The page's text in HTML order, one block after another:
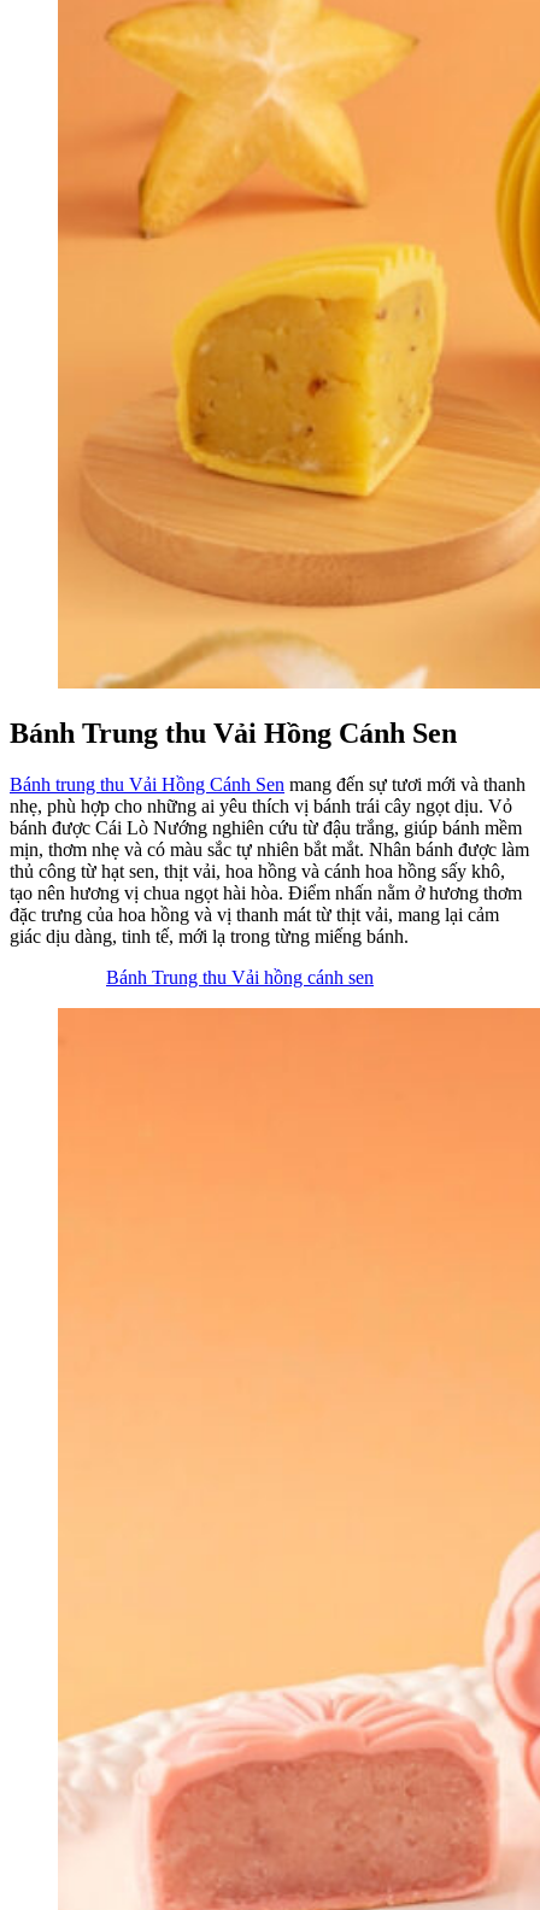
Bánh Trung thu Vải Hồng Cánh Sen
Bánh trung thu Vải Hồng Cánh Sen mang đến sự tươi mới và thanh
nhẹ, phù hợp cho những ai yêu thích vị bánh trái cây ngọt dịu. Vỏ
bánh được Cái Lò Nướng nghiên cứu từ đậu trắng, giúp bánh mềm
mịn, thơm nhẹ và có màu sắc tự nhiên bắt mắt. Nhân bánh được làm
thủ công từ hạt sen, thịt vải, hoa hồng và cánh hoa hồng sấy khô,
tạo nên hương vị chua ngọt hài hòa. Điểm nhấn nằm ở hương thơm
đặc trưng của hoa hồng và vị thanh mát từ thịt vải, mang lại cảm
giác dịu dàng, tinh tế, mới lạ trong từng miếng bánh.
Bánh Trung thu Vải hồng cánh sen